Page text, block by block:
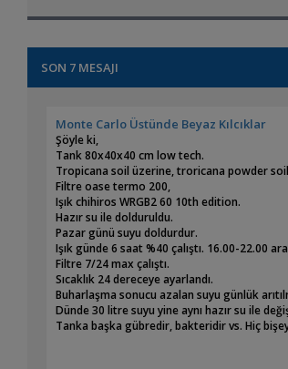
SON 7 MESAJI
Monte Carlo Üstünde Beyaz Kılcıklar
Şöyle ki,
Tank 80x40x40 cm low tech.
Tropicana soil üzerine, troricana powder
Filtre oase termo 200,
Işık chihiros WRGB2 60 10th edition.
Hazır su ile dolduruldu.
Pazar günü suyu doldurdur.
Işık günde 6 saat %40 çalıştı. 16.00-22.00
Filtre 7/24 max çalıştı.
Sıcaklık 24 dereceye ayarlandı.
Buharlaşma sonucu azalan suyu günlük
Dünde 30 litre suyu yine aynı hazır su ile
Tanka başka gübredir, bakteridir vs. Hiç